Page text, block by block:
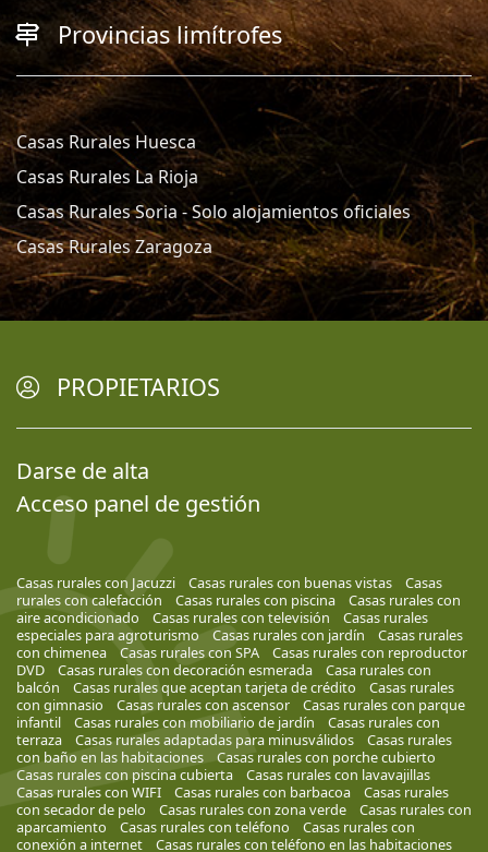
Provincias limítrofes
Casas Rurales Huesca
Casas Rurales La Rioja
Casas Rurales Soria - Solo alojamientos oficiales
Casas Rurales Zaragoza
PROPIETARIOS
Darse de alta
Acceso panel de gestión
Casas rurales con Jacuzzi Casas rurales con buenas vistas
Casas
rurales con calefacción
Casas rurales con piscina
Casas rurales con
aire acondicionado
Casas rurales con televisión
Casas rurales
especiales para agroturismo
Casas rurales con jardín
Casas rurales
con chimenea
Casas rurales con SPA
Casas rurales con reproductor
DVD
Casas rurales con decoración esmerada
Casa rurales con
balcón
Casas rurales que aceptan tarjeta de crédito
Casas rurales
con gimnasio
Casas rurales con ascensor
Casas rurales con parque
infantil
Casas rurales con mobiliario de jardín
Casas rurales con
terraza
Casas rurales adaptadas para minusválidos
Casas rurales
con baño en las habitaciones
Casas rurales con porche cubierto
Casas rurales con piscina cubierta
Casas rurales con lavavajillas
Casas rurales con WIFI
Casas rurales con barbacoa
Casas rurales
con secador de pelo
Casas rurales con zona verde
Casas rurales con
aparcamiento
Casas rurales con teléfono
Casas rurales con
conexión a internet
Casas rurales con teléfono en las habitaciones